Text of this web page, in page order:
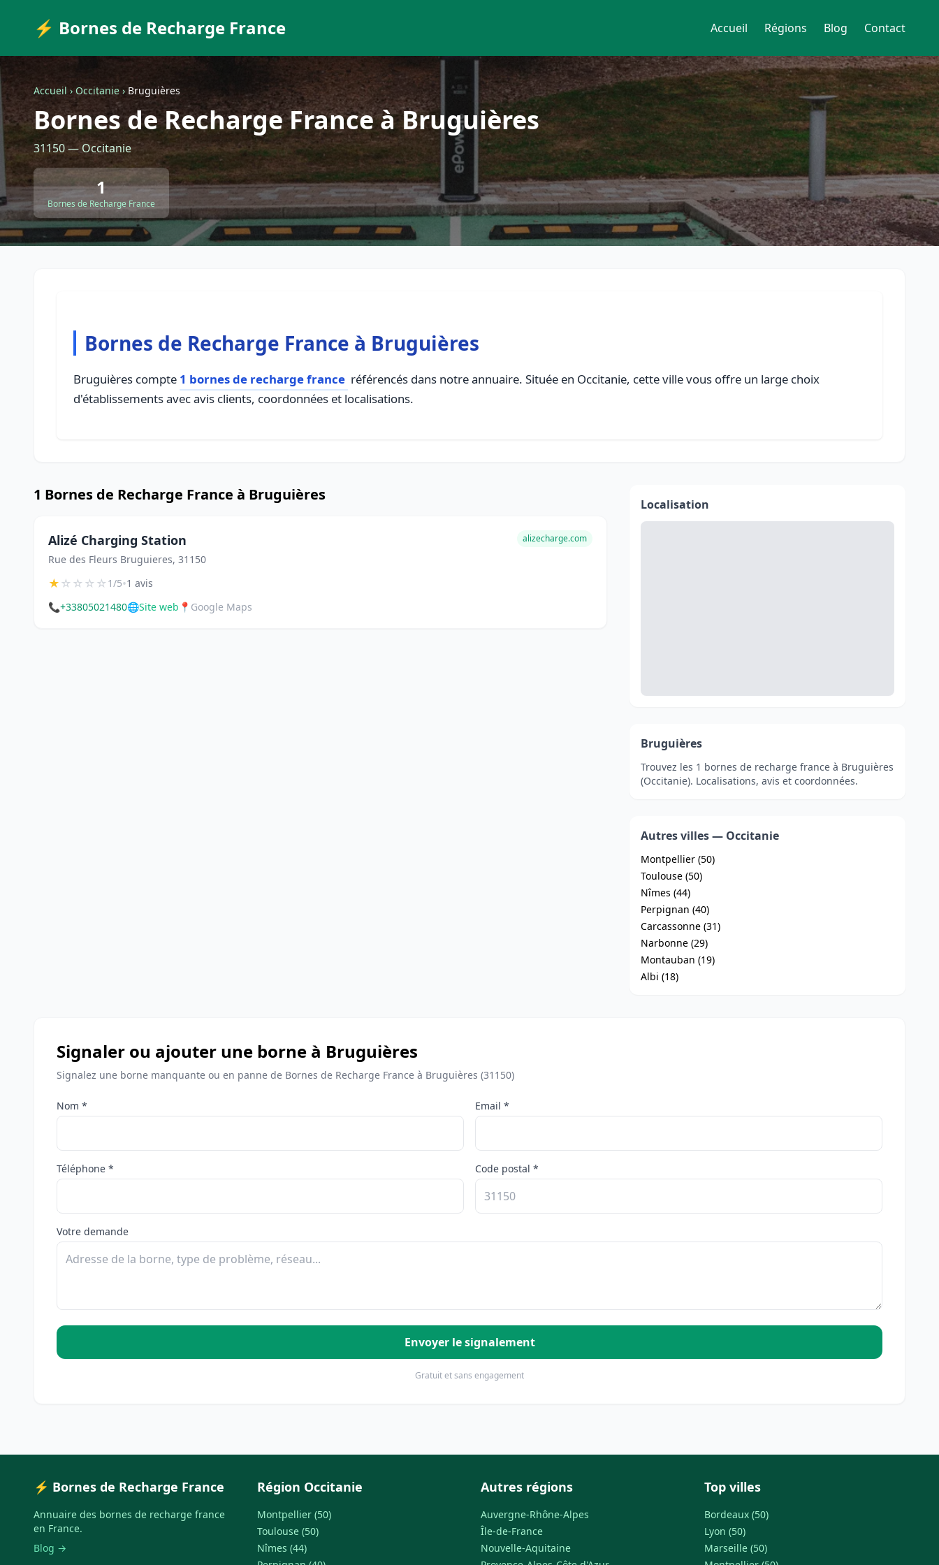
⚡ Bornes de Recharge France Accueil Régions Blog Contact
Accueil › Occitanie › Bruguières
Bornes de Recharge France à Bruguières
31150 — Occitanie
1
Bornes de Recharge France
Bornes de Recharge France à Bruguières
Bruguières compte 1 bornes de recharge france référencés dans notre annuaire. Située en Occitanie, cette ville vous offre un large choix
d'établissements avec avis clients, coordonnées et localisations.
1 Bornes de Recharge France à Bruguières
Alizé Charging Station
Rue des Fleurs Bruguieres, 31150
alizecharge.com
★☆☆☆☆1/5•1 avis
📞+33805021480🌐Site web 📍 Google Maps
Localisation
Bruguières
Trouvez les 1 bornes de recharge france à Bruguières
(Occitanie). Localisations, avis et coordonnées.
Autres villes — Occitanie
Montpellier (50)
Toulouse (50)
Nîmes (44)
Perpignan (40)
Carcassonne (31)
Narbonne (29)
Montauban (19)
Albi (18)
Signaler ou ajouter une borne à Bruguières
Signalez une borne manquante ou en panne de Bornes de Recharge France à Bruguières (31150)
Nom * Email *
Téléphone * Code postal *
Votre demande
Envoyer le signalement
Gratuit et sans engagement
⚡ Bornes de Recharge France
Annuaire des bornes de recharge france
en France.
Blog →
Région Occitanie
Montpellier (50)
Toulouse (50)
Nîmes (44)
Autres régions
Auvergne-Rhône-Alpes
Île-de-France
Nouvelle-Aquitaine
Top villes
Bordeaux (50)
Lyon (50)
Marseille (50)